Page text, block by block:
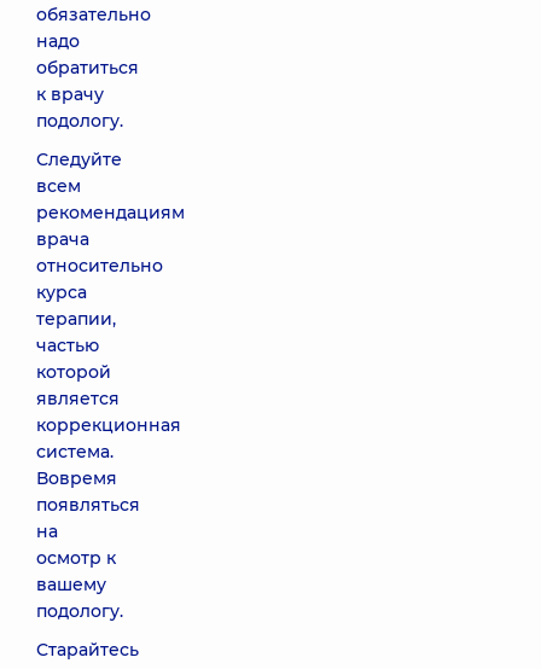
обязательно
надо
обратиться
к врачу
подологу.
Следуйте
всем
рекомендациям
врача
относительно
курса
терапии,
частью
которой
является
коррекционная
система.
Вовремя
появляться
на
осмотр к
вашему
подологу.
Старайтесь